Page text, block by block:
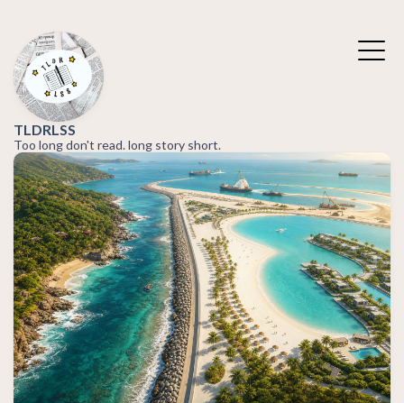
TLDRLSS
Too long don't read. long story short.